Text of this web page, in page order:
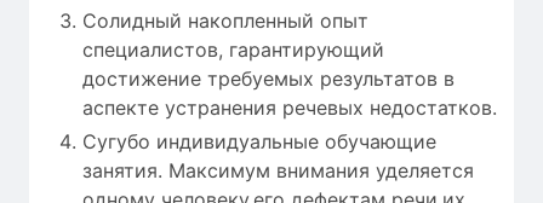
Солидный накопленный опыт
специалистов, гарантирующий
достижение требуемых результатов в
аспекте устранения речевых недостатков.
Сугубо индивидуальные обучающие
занятия. Максимум внимания уделяется